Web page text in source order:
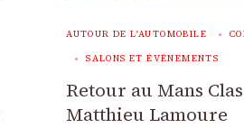
AUTOUR DE L'AUTOMOBILE
SALONS ET ÉVÉNEMENTS
Retour au Mans
Matthieu Lamoure